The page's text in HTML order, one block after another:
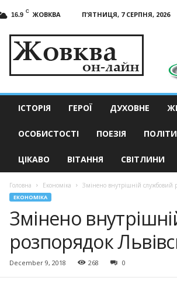
16.9 C ЖОВКВА П’ЯТНИЦЯ, 7 СЕРПНЯ, 2026
актуальні
ІСТОРІЯ ГЕРОЇ ДУХОВНЕ
ОСОБИСТОСТІ ПОЕЗІЯ
ЦІКАВО ВІТАННЯ СВІТЛИНИ
Головна Економіка Змінено внутрішній службовий
ЕКОНОМІКА
Змінено
розпорядок
December 9, 2018 268 0